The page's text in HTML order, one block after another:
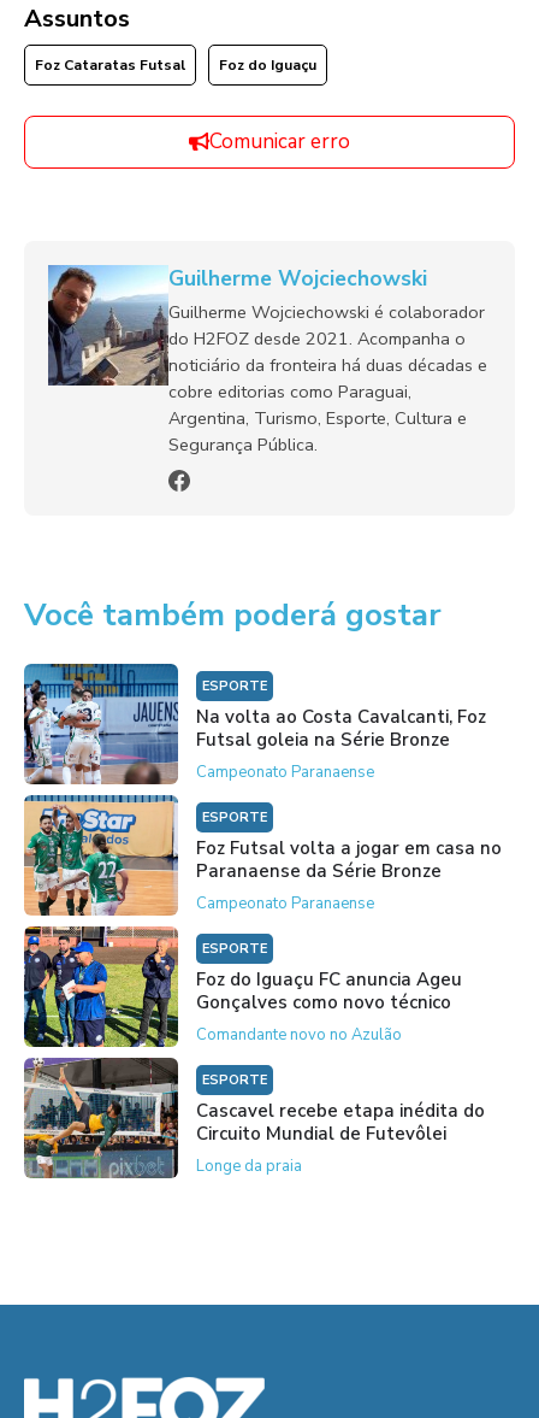
Assuntos
Foz Cataratas Futsal Foz do Iguaçu
Comunicar erro
Guilherme Wojciechowski
Guilherme Wojciechowski é colaborador
do H2FOZ desde 2021. Acompanha o
noticiário da fronteira há duas décadas e
cobre editorias como Paraguai,
Argentina, Turismo, Esporte, Cultura e
Segurança Pública.
Você também poderá gostar
ESPORTE
Na volta ao Costa Cavalcanti, Foz
Futsal goleia na Série Bronze
Campeonato Paranaense
ESPORTE
Foz Futsal volta a jogar em casa no
Paranaense da Série Bronze
Campeonato Paranaense
ESPORTE
Foz do Iguaçu FC anuncia Ageu
Gonçalves como novo técnico
Comandante novo no Azulão
ESPORTE
Cascavel recebe etapa inédita do
Circuito Mundial de Futevôlei
Longe da praia